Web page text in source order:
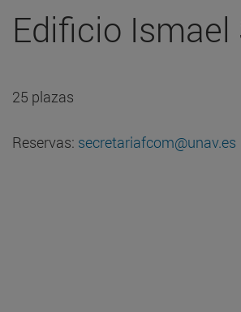
Edificio Ismael
25 plazas
Reservas: secretariafcom@unav.es